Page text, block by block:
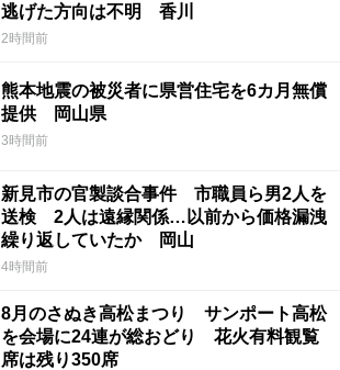
逃げた方向は不明 香川
2時間前
熊本地震の被災者に県営住宅を6カ月無償
提供 岡山県
3時間前
新見市の官製談合事件 市職員ら男2人を
送検 2人は遠縁関係…以前から価格漏洩
繰り返していたか 岡山
4時間前
8月のさぬき高松まつり サンポート高松
を会場に24連が総おどり 花火有料観覧
席は残り350席